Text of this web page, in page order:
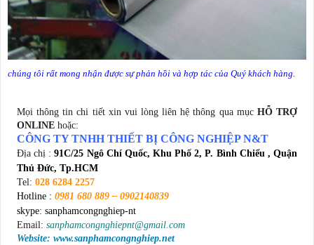
chúng tôi rất mong nhận được sự phản hồi và hợp tác của Quý khách hàng.
Mọi thông tin chi tiết xin vui lòng liên hệ thông qua mục HỖ TRỢ
ONLINE hoặc:
CÔNG TY TNHH THIẾT BỊ CÔNG NGHIỆP N&T
Địa chị :91C/25 Ngô Chí Quốc, Khu Phố 2, P. Bình Chiểu , Quận
Thủ Đức, Tp.HCM
Tel: 028 6284 2257
Hotline : 0981 680 889 – 0902140839
skype: sanphamcongnghiep-nt
Email: sanphamcongnghiepnt@gmail.com
Website: www.sanphamcongnghiep.net